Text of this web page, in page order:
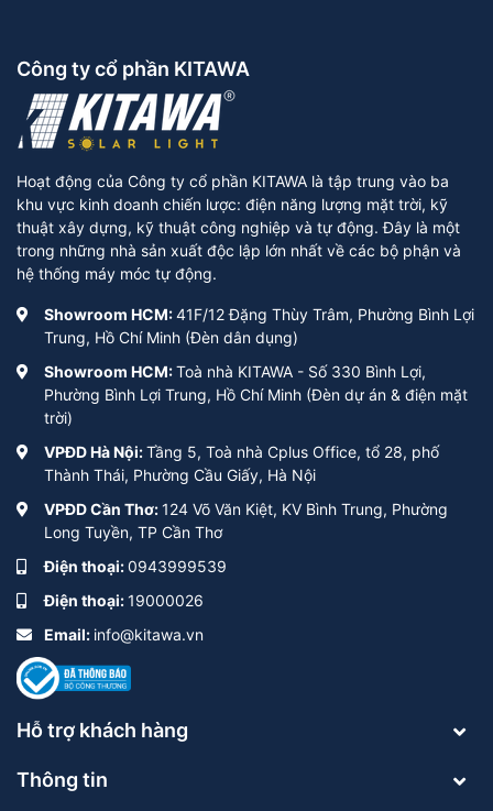
Công ty cổ phần KITAWA
Hoạt động của Công ty cổ phần KITAWA là tập trung vào ba
khu vực kinh doanh chiến lược: điện năng lượng mặt trời, kỹ
thuật xây dựng, kỹ thuật công nghiệp và tự động. Đây là một
trong những nhà sản xuất độc lập lớn nhất về các bộ phận và
hệ thống máy móc tự động.
Showroom HCM:41F/12 Đặng Thùy Trâm, Phường Bình Lợi
Trung, Hồ Chí Minh (Đèn dân dụng)
Showroom HCM:Toà nhà KITAWA - Số 330 Bình Lợi,
Phường Bình Lợi Trung, Hồ Chí Minh (Đèn dự án & điện mặt
trời)
VPĐD Hà Nội:Tầng 5, Toà nhà Cplus Office, tổ 28, phố
Thành Thái, Phường Cầu Giấy, Hà Nội
VPĐD Cần Thơ:124 Võ Văn Kiệt, KV Bình Trung, Phường
Long Tuyền, TP Cần Thơ
Điện thoại:0943999539
Điện thoại:19000026
Email: info@kitawa.vn
Hỗ trợ khách hàng
Thông tin